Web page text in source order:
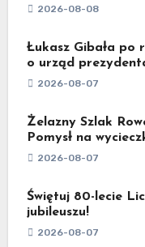
2026-08-08
Łukasz Gibała po
o urząd
2026-08-07
Żelazny Szlak
Pomysł na
2026-08-07
Świętuj 80-lecie
jubileuszu!
2026-08-07